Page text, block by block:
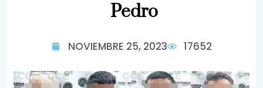
Pedro
NOVIEMBRE 25, 2023 17652